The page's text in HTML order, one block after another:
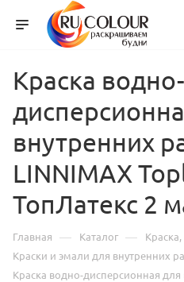
Краска водно-
внутренних
LINNIMAX
ТопЛатекс 2
Главная — Каталог —
Краски и эмали для внутренних
Краска водно-дисперсионная